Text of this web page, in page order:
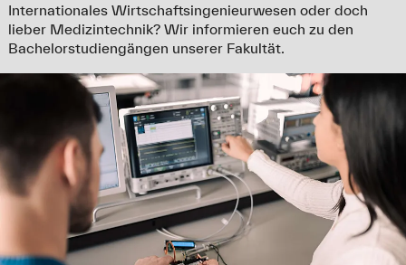
Internationales Wirtschaftsingenieurwesen oder doch
lieber Medizintechnik? Wir informieren euch zu den
Bachelorstudiengängen unserer Fakultät.